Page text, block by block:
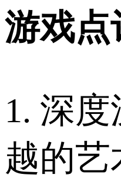
游戏点
1. 深
越的艺